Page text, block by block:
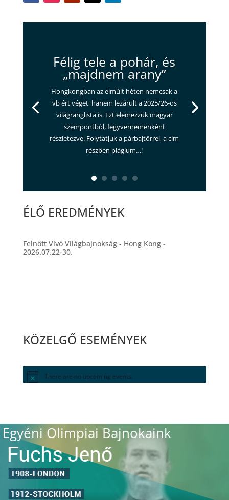
Félig tele a pohár, és
„majdnem arany”
Hongkongban az elmúlt héten nemcsak a
vb ért véget, hanem lezárult a 2025/26-os
világranglista is. Ezt elemezzük magyar
szempontból, fegyvernemenként
részletezve. Folytatjuk a párbajtőrrel, a cím
részben plágium…!
ÉLŐ EREDMÉNYEK
Felnőtt Vívó Világbajnokság - Hong Kong -
2026.07.22-30.
KÖZELGŐ ESEMÉNYEK
There are no upcoming events.
Egyéni Olimpiai Bajnokaink